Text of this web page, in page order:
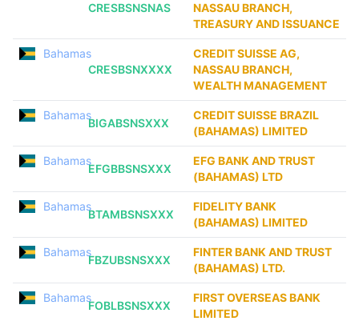
CRESBSNSNAS
NASSAU BRANCH,
TREASURY AND ISSUANCE
Bahamas
CRESBSNXXXX
CREDIT SUISSE AG,
NASSAU BRANCH,
WEALTH MANAGEMENT
Bahamas
BIGABSNSXXX
CREDIT SUISSE BRAZIL
(BAHAMAS) LIMITED
Bahamas
EFGBBSNSXXX
EFG BANK AND TRUST
(BAHAMAS) LTD
Bahamas
BTAMBSNSXXX
FIDELITY BANK
(BAHAMAS) LIMITED
Bahamas
FBZUBSNSXXX
FINTER BANK AND TRUST
(BAHAMAS) LTD.
Bahamas
FOBLBSNSXXX
FIRST OVERSEAS BANK
LIMITED